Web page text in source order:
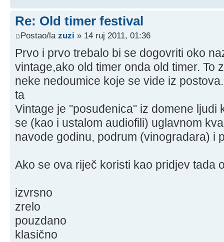
Re: Old timer festival
Postao/la zuzi » 14 ruj 2011, 01:36
Prvo i prvo trebalo bi se dogovriti oko
vintage,ako old timer onda old timer. To
neke nedoumice koje se vide iz postova.
ta
Vintage je "posuđenica" iz domene ljudi
se (kao i ustalom audiofili) uglavnom
navode godinu, podrum (vinogradara) i
Ako se ova riječ koristi kao pridjev tada
izvrsno
zrelo
pouzdano
klasično